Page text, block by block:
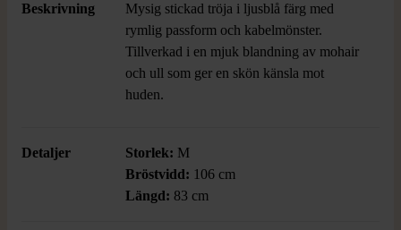
Beskrivning
Mysig stickad tröja i ljusblå färg med
rymlig passform och kabelmönster.
Tillverkad i en mjuk blandning av mohair
och ull som ger en skön känsla mot
huden.
Detaljer Storlek: M
Bröstvidd: 106 cm
Längd: 83 cm